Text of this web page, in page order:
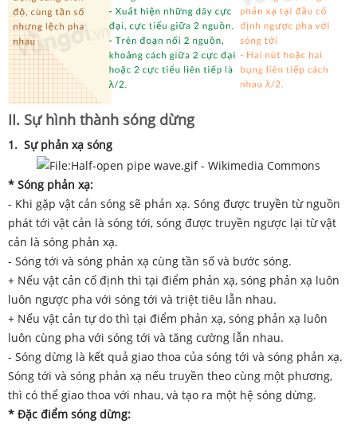
II. Sự hình thành sóng dừng
1. Sự phản xạ sóng
* Sóng phản xạ:
- Khi gặp vật cản sóng sẽ phản xạ. Sóng được truyền từ nguồn
phát tới vật cản là sóng tới, sóng được truyền ngược lại từ vật
cản là sóng phản xạ.
- Sóng tới và sóng phản xạ cùng tần số và bước sóng.
+ Nếu vật cản cố định thì tại điểm phản xạ, sóng phản xạ luôn
luôn ngược pha với sóng tới và triệt tiêu lẫn nhau.
+ Nếu vật cản tự do thì tại điểm phản xạ, sóng phản xạ luôn
luôn cùng pha với sóng tới và tăng cường lẫn nhau.
- Sóng dừng là kết quả giao thoa của sóng tới và sóng phản xạ.
Sóng tới và sóng phản xạ nếu truyền theo cùng một phương,
thì có thể giao thoa với nhau, và tạo ra một hệ sóng dừng.
* Đặc điểm sóng dừng: